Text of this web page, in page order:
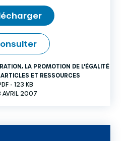
LA PROMOTION DE L'ÉGALITÉ
ARTICLES ET RESSOURCES
- 123 KB
AVRIL 2007